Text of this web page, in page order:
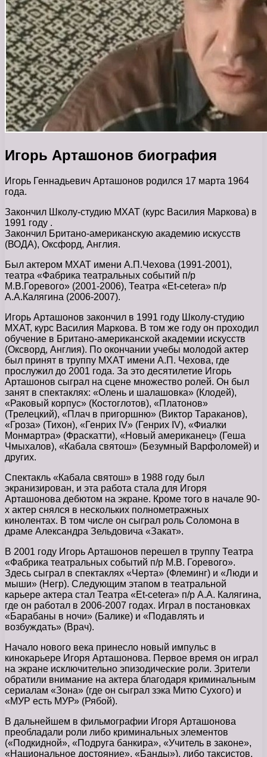
Игорь Арташонов биография
Игорь Геннадьевич Арташонов родился 17 марта 1964
года.
Закончил Школу-студию МХАТ (курс Василия Маркова) в
1991 году .
Закончил Британо-американскую академию искусств
(ВОДА), Оксфорд, Англия.
Был актером МХАТ имени А.П.Чехова (1991-2001),
театра «Фабрика театральных событий п/р
М.В.Горевого» (2001-2006), Театра «Et-cetera» п/р
А.А.Калягина (2006-2007).
Игорь Арташонов закончил в 1991 году Школу-студию
МХАТ, курс Василия Маркова. В том же году он проходил
обучение в Британо-американской академии искусств
(Оксворд, Англия). По окончании учебы молодой актер
был принят в труппу МХАТ имени А.П. Чехова, где
прослужил до 2001 года. За это десятилетие Игорь
Арташонов сыграл на сцене множество ролей. Он был
занят в спектаклях: «Олень и шалашовка» (Клодей),
«Раковый корпус» (Костоглотов), «Платонов»
(Трелецкий), «Плач в пригоршню» (Виктор Тараканов),
«Гроза» (Тихон), «Генрих IV» (Генрих IV), «Фиалки
Монмартра» (Фраскатти), «Новый американец» (Геша
Чмыхалов), «Кабала святош» (Безумный Варфоломей) и
других.
Спектакль «Кабала святош» в 1988 году был
экранизирован, и эта работа стала для Игоря
Арташонова дебютом на экране. Кроме того в начале 90-
х актер снялся в нескольких полнометражных
кинолентах. В том числе он сыграл роль Соломона в
драме Александра Зельдовича «Закат».
В 2001 году Игорь Арташонов перешел в труппу Театра
«Фабрика театральных событий п/р М.В. Горевого».
Здесь сыграл в спектаклях «Черта» (Флеминг) и «Люди и
мыши» (Негр). Следующим этапом в театральной
карьере актера стал Театра «Et-cetera» п/р А.А. Калягина,
где он работал в 2006-2007 годах. Играл в постановках
«Барабаны в ночи» (Балике) и «Подавлять и
возбуждать» (Врач).
Начало нового века принесло новый импульс в
кинокарьере Игоря Арташонова. Первое время он играл
на экране исключительно эпизодические роли. Зрители
обратили внимание на актера благодаря криминальным
сериалам «Зона» (где он сыграл зэка Митю Сухого) и
«МУР есть МУР» (Рябой).
В дальнейшем в фильмографии Игоря Арташонова
преобладали роли либо криминальных элементов
(«Подкидной», «Подруга банкира», «Учитель в законе»,
«Национальное достояние», «Банды»), либо таксистов,